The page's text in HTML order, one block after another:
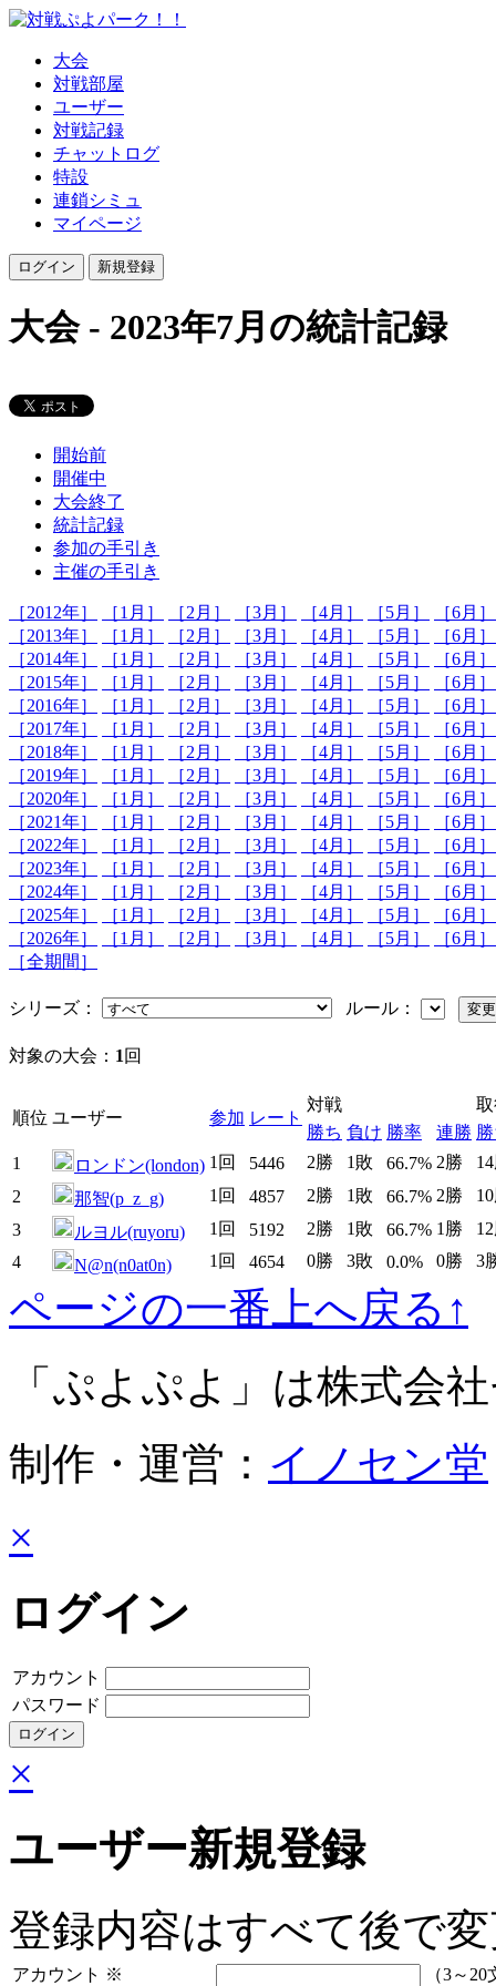
大会
対戦部屋
ユーザー
対戦記録
チャットログ
特設
連鎖シミュ
マイページ
大会 - 2023年7月の統計記録
開始前
開催中
大会終了
統計記録
参加の手引き
主催の手引き
［2012年］ ［1月］ ［2月］ ［3月］ ［4月］ ［5月］
［6月］
［2013年］
［1月］ ［2月］ ［3月］ ［4月］ ［5月］
［6月］
［2014年］
［1月］ ［2月］ ［3月］ ［4月］ ［5月］
［6月］
［2015年］
［1月］ ［2月］ ［3月］ ［4月］ ［5月］
［6月］
［2016年］
［1月］ ［2月］ ［3月］ ［4月］ ［5月］
［6月］
［2017年］
［1月］ ［2月］ ［3月］ ［4月］ ［5月］
［6月］
［2018年］
［1月］ ［2月］ ［3月］ ［4月］ ［5月］
［6月］
［2019年］
［1月］ ［2月］ ［3月］ ［4月］ ［5月］
［6月］
［2020年］
［1月］ ［2月］ ［3月］ ［4月］ ［5月］
［6月］
［2021年］
［1月］ ［2月］ ［3月］ ［4月］ ［5月］
［6月］
［2022年］
［1月］ ［2月］ ［3月］ ［4月］ ［5月］
［6月］
［2023年］
［1月］ ［2月］ ［3月］ ［4月］ ［5月］
［6月］
［2024年］
［1月］ ［2月］ ［3月］ ［4月］ ［5月］
［6月］
［2025年］
［1月］ ［2月］ ［3月］ ［4月］ ［5月］
［6月］
［2026年］
［1月］ ［2月］ ［3月］ ［4月］ ［5月］
［6月］
［全期間］
シリーズ： ルール：
対象の大会： 1 回
順位 ユーザー 参加 レート
対戦
勝ち 負け 勝率 連勝
1
ロンドン(london) 1回 5446 2勝 1敗 66.7% 2勝
2
那智(p_z_g) 1回 4857 2勝 1敗 66.7% 2勝
3
ルヨル(ruyoru) 1回 5192 2勝 1敗 66.7% 1勝
4
N@n(n0at0n) 1回 4654 0勝 3敗 0.0% 0勝 3
ページの一番上へ戻る↑
「ぷよぷよ」は株式会
制作・運営： イノセン堂
×
ログイン
アカウント
パスワード
×
ユーザー新規登録
登録内容はすべて後で
アカウント ※ （3～